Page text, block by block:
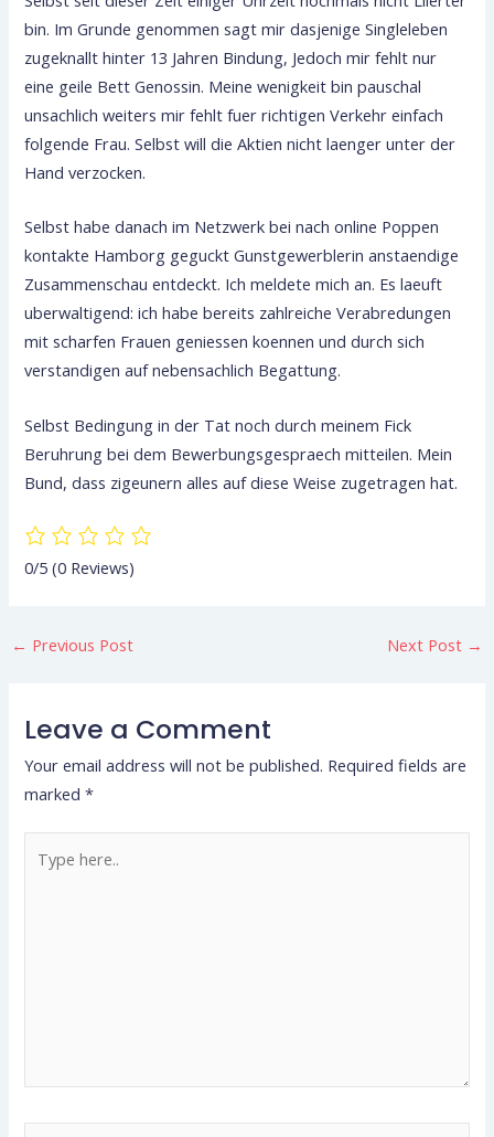
bin. Im Grunde genommen sagt mir dasjenige Singleleben
zugeknallt hinter 13 Jahren Bindung, Jedoch mir fehlt nur
eine geile Bett Genossin. Meine wenigkeit bin pauschal
unsachlich weiters mir fehlt fuer richtigen Verkehr einfach
folgende Frau. Selbst will die Aktien nicht laenger unter der
Hand verzocken.
Selbst habe danach im Netzwerk bei nach online Poppen
kontakte Hamborg geguckt Gunstgewerblerin anstaendige
Zusammenschau entdeckt. Ich meldete mich an. Es laeuft
uberwaltigend: ich habe bereits zahlreiche Verabredungen
mit scharfen Frauen geniessen koennen und durch sich
verstandigen auf nebensachlich Begattung.
Selbst Bedingung in der Tat noch durch meinem Fick
Beruhrung bei dem Bewerbungsgespraech mitteilen. Mein
Bund, dass zigeunern alles auf diese Weise zugetragen hat.
0/5(0 Reviews)
← Previous Post Next Post →
Leave a Comment
Your email address will not be published. Required fields are
marked*
here..